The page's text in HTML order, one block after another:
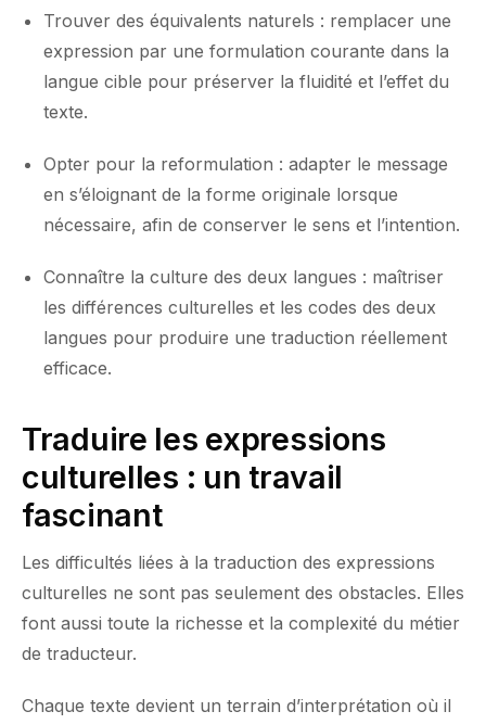
Trouver des équivalents naturels : remplacer une
expression par une formulation courante dans la
langue cible pour préserver la fluidité et l’effet du
texte.
Opter pour la reformulation : adapter le message
en s’éloignant de la forme originale lorsque
nécessaire, afin de conserver le sens et l’intention.
Connaître la culture des deux langues : maîtriser
les différences culturelles et les codes des deux
langues pour produire une traduction réellement
efficace.
Traduire les expressions
culturelles : un travail
fascinant
Les difficultés liées à la traduction des expressions
culturelles ne sont pas seulement des obstacles. Elles
font aussi toute la richesse et la complexité du métier
de traducteur.
Chaque texte devient un terrain d’interprétation où il